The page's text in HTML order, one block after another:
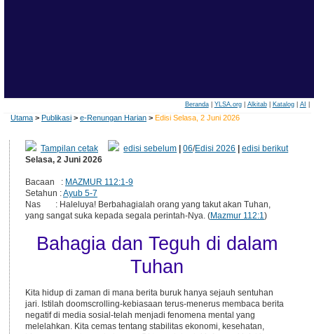
Beranda| YLSA.org| Alkitab| Katalog| AI
Utama > Publikasi > e-Renungan Harian > Edisi Selasa, 2 Juni 2026
Tampilan cetak edisi sebelum |06/Edisi 2026 |edisi berikut
Selasa, 2 Juni 2026
Bacaan : MAZMUR 112:1-9
Setahun :Ayub 5-7
Nas : Haleluya! Berbahagialah orang yang takut akan Tuhan,
yang sangat suka kepada segala perintah-Nya. (Mazmur 112:1)
Bahagia dan Teguh di dalam
Tuhan
Kita hidup di zaman di mana berita buruk hanya sejauh sentuhan
jari. Istilah doomscrolling-kebiasaan terus-menerus membaca berita
negatif di media sosial-telah menjadi fenomena mental yang
melelahkan. Kita cemas tentang stabilitas ekonomi, kesehatan,